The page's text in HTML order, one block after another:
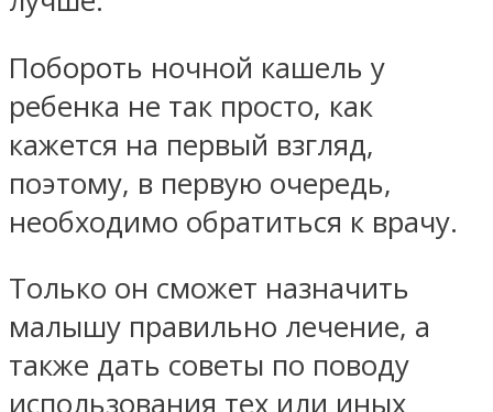
Побороть ночной кашель у
ребенка не так просто, как
кажется на первый взгляд,
поэтому, в первую очередь,
необходимо обратиться к врачу.
Только он сможет назначить
малышу правильно лечение, а
также дать советы по поводу
использования тех или иных